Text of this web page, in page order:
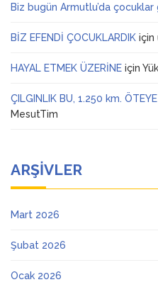
Biz bugün Armutlu’da çocuklar
BİZ EFENDİ ÇOCUKLARDIK için
HAYAL ETMEK ÜZERİNE için
ÇILGINLIK BU, 1.250 km.
MesutTim
ARŞIVLER
Mart 2026
Şubat 2026
Ocak 2026